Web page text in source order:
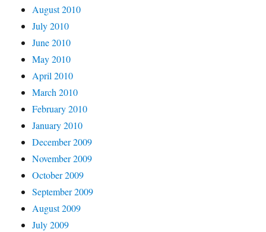
August 2010
July 2010
June 2010
May 2010
April 2010
March 2010
February 2010
January 2010
December 2009
November 2009
October 2009
September 2009
August 2009
July 2009